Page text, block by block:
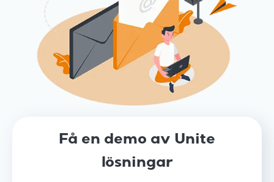
Få en demo av Unite
lösningar